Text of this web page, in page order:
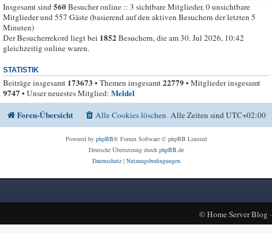
Insgesamt sind560Besucher online :: 3 sichtbare Mitglieder, 0 unsichtbare
Mitglieder und 557 Gäste (basierend auf den aktiven Besuchern der letzten 5
Minuten)
Der Besucherrekord liegt bei 1852Besuchern, die am 30. Jul 2026, 10:42
gleichzeitig online waren.
STATISTIK
Beiträge insgesamt 173673 • Themen insgesamt22779• Mitglieder insgesamt
9747• Unser neuestes Mitglied: Meldel
Foren-Übersicht
Alle Zeiten sindUTC+02:00
Alle Cookies löschen
Powered by phpBB® Forum Software © phpBB Limited
Deutsche Übersetzung durch phpBB.de
Datenschutz| Nutzungsbedingungen
©Home Server Blog